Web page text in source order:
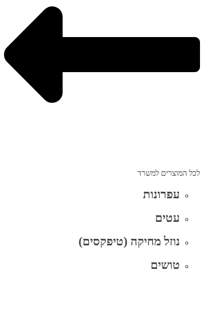
לכל המוצרים למשרד
עפרונות
עטים
נוזל מחיקה (טיפקסים)
טושים